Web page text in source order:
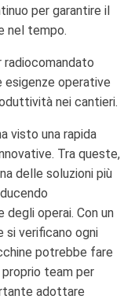
per garantire il
nel tempo.
radiocomandato
operative
nei cantieri.
visto una rapida
Tra queste,
delle soluzioni più
operai. Con un
si verificano ogni
potrebbe fare
team per
adottare